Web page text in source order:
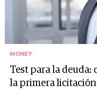
MONEY
Test para la deuda:
la primera licitación